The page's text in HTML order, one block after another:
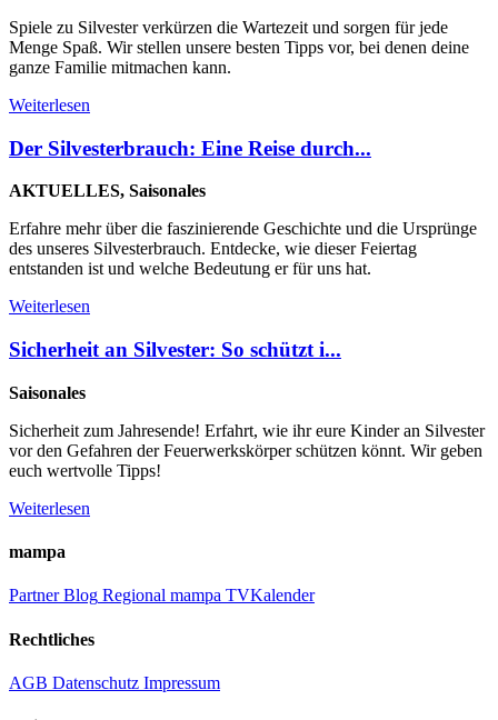
Spiele zu Silvester verkürzen die Wartezeit und sorgen für jede
Menge Spaß. Wir stellen unsere besten Tipps vor, bei denen deine
ganze Familie mitmachen kann.
Weiterlesen
Der Silvesterbrauch: Eine Reise durch...
AKTUELLES, Saisonales
Erfahre mehr über die faszinierende Geschichte und die Ursprünge
des unseres Silvesterbrauch. Entdecke, wie dieser Feiertag
entstanden ist und welche Bedeutung er für uns hat.
Weiterlesen
Sicherheit an Silvester: So schützt i...
Saisonales
Sicherheit zum Jahresende! Erfahrt, wie ihr eure Kinder an Silvester
vor den Gefahren der Feuerwerkskörper schützen könnt. Wir geben
euch wertvolle Tipps!
Weiterlesen
mampa
PartnerBlog Regional mampa TVKalender
Rechtliches
AGB Datenschutz Impressum